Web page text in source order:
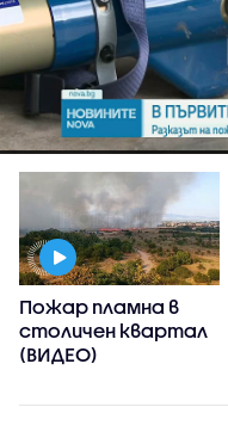
Пожар пламна в
столичен квартал
(ВИДЕО)